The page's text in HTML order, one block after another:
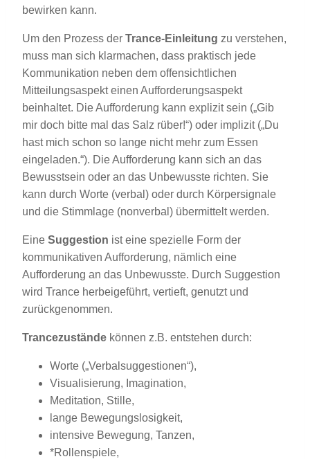
bewirken kann.
Um den Prozess der Trance-Einleitung zu verstehen,
muss man sich klarmachen, dass praktisch jede
Kommunikation neben dem offensichtlichen
Mitteilungsaspekt einen Aufforderungsaspekt
beinhaltet. Die Aufforderung kann explizit sein („Gib
mir doch bitte mal das Salz rüber!“) oder implizit („Du
hast mich schon so lange nicht mehr zum Essen
eingeladen.“). Die Aufforderung kann sich an das
Bewusstsein oder an das Unbewusste richten. Sie
kann durch Worte (verbal) oder durch Körpersignale
und die Stimmlage (nonverbal) übermittelt werden.
Eine Suggestion ist eine spezielle Form der
kommunikativen Aufforderung, nämlich eine
Aufforderung an das Unbewusste. Durch Suggestion
wird Trance herbeigeführt, vertieft, genutzt und
zurückgenommen.
Trancezustände können z.B. entstehen durch:
Worte („Verbalsuggestionen“),
Visualisierung, Imagination,
Meditation, Stille,
lange Bewegungslosigkeit,
intensive Bewegung, Tanzen,
*Rollenspiele,